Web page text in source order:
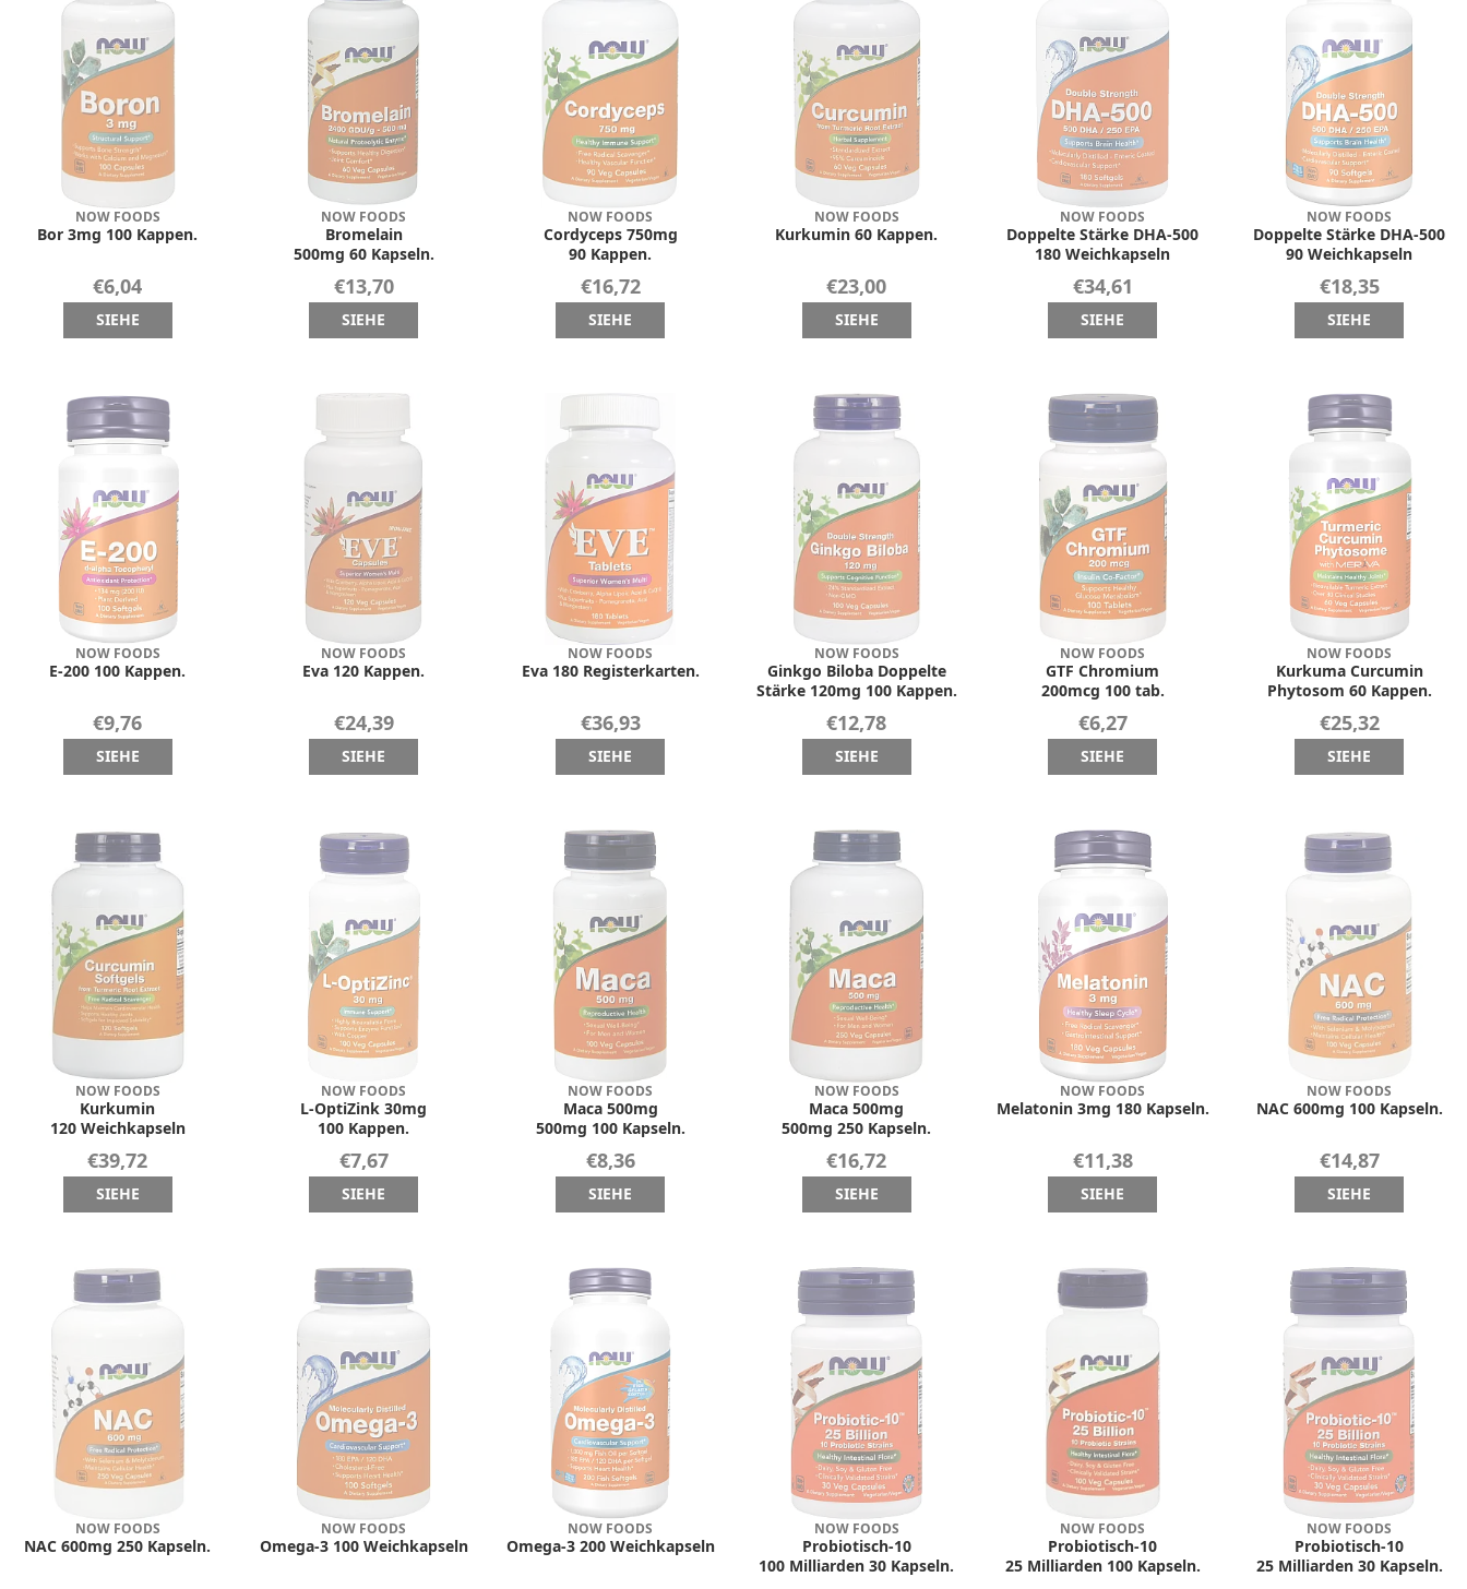
NOW FOODS
Bor 3mg 100 Kappen.
€6,04
SIEHE
NOW FOODS
Bromelain
500mg 60 Kapseln.
€13,70
SIEHE
NOW FOODS
Cordyceps 750mg
90 Kappen.
€16,72
SIEHE
NOW FOODS
Kurkumin 60 Kappen.
€23,00
SIEHE
NOW FOODS
Doppelte Stärke DHA-500
180 Weichkapseln
€34,61
SIEHE
NOW FOODS
Doppelte Stärke DHA-500
90 Weichkapseln
€18,35
SIEHE
NOW FOODS
E-200 100 Kappen.
€9,76
SIEHE
NOW FOODS
Eva 120 Kappen.
€24,39
SIEHE
NOW FOODS
Eva 180 Registerkarten.
€36,93
SIEHE
NOW FOODS
Ginkgo Biloba Doppelte
Stärke 120mg 100 Kappen.
€12,78
SIEHE
NOW FOODS
GTF Chromium
200mcg 100 tab.
€6,27
SIEHE
NOW FOODS
Kurkuma Curcumin
Phytosom 60 Kappen.
€25,32
SIEHE
NOW FOODS
Kurkumin
120 Weichkapseln
€39,72
SIEHE
NOW FOODS
L-OptiZink 30mg
100 Kappen.
€7,67
SIEHE
NOW FOODS
Maca 500mg
500mg 100 Kapseln.
€8,36
SIEHE
NOW FOODS
Maca 500mg
500mg 250 Kapseln.
€16,72
SIEHE
NOW FOODS
Melatonin 3mg 180 Kapseln.
€11,38
SIEHE
NOW FOODS
NAC 600mg 100 Kapseln.
€14,87
SIEHE
NOW FOODS
NAC 600mg 250 Kapseln.
NOW FOODS
Omega-3 100 Weichkapseln
NOW FOODS
Omega-3 200 Weichkapseln
NOW FOODS
Probiotisch-10
100 Milliarden 30 Kapseln.
NOW FOODS
Probiotisch-10
25 Milliarden 100 Kapseln.
NOW FOODS
Probiotisch-10
25 Milliarden 30 Kapseln.